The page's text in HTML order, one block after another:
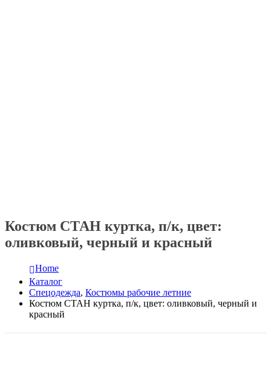
Костюм СТАН куртка, п/к, цвет:
оливковый, черный и красный
Home
Каталог
Спецодежда, Костюмы рабочие летние
Костюм СТАН куртка, п/к, цвет: оливковый, черный и
красный